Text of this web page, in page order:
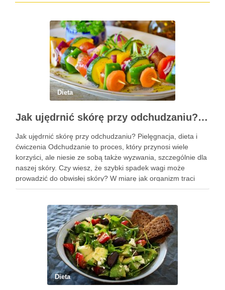
Dieta
Jak ujędrnić skórę przy odchudzaniu? Pielęgnacja i skuteczne metody
Jak ujędrnić skórę przy odchudzaniu? Pielęgnacja, dieta i
ćwiczenia Odchudzanie to proces, który przynosi wiele
korzyści, ale niesie ze sobą także wyzwania, szczególnie dla
naszej skóry. Czy wiesz, że szybki spadek wagi może
prowadzić do obwisłej skóry? W miarę jak organizm traci
nadmiar tkanki tłuszczowej, skóra często nie nadąża za …
Dieta